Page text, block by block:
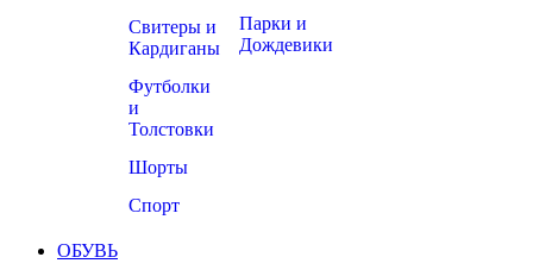
Свитеры и
Кардиганы
Футболки
и
Толстовки
Шорты
Спорт
Парки и
Дождевики
ОБУВЬ